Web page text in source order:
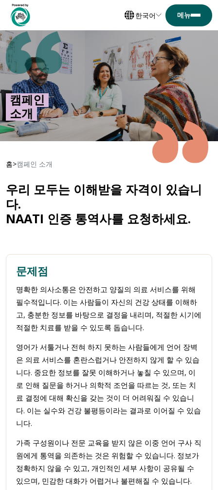
한국어
캠페인
소개
홈 캠페인 소개
우리 모두는 이해받을 자격이 있습니
다.
NAATI 인증 통역사를 요청하세요.
문제점
명확한 의사소통은 안전하고 양질의 의료 서비스를 위해
필수적입니다. 이는 사람들이 자신의 건강 상태를 이해하
고, 충분한 정보를 바탕으로 결정을 내리며, 적절한 시기에
적절한 치료를 받을 수 있도록 돕습니다.
영어가 서툴거나 전혀 하지 못하는 사람들에게 언어 장벽
은 의료 서비스를 혼란스럽거나 안전하지 않게 할 수 있습
니다. 중요한 정보를 잘못 이해하거나 놓칠 수 있으며, 이
로 인해 질문을 하거나 의학적 조언을 따르는 것, 또는 치
료 결정에 대해 확신을 갖는 것이 더 어려워질 수 있습니
다. 이는 실수와 건강 불평등이라는 결과로 이어질 수 있습
니다.
가족 구성원이나 전문 교육을 받지 않은 이중 언어 구사 직
원에게 통역을 의존하는 것은 위험할 수 있습니다. 정보가
정확하지 않을 수 있고, 개인적인 세부 사항이 공유될 수
있으며, 민감한 대화가 어렵거나 불편해질 수 있습니다.